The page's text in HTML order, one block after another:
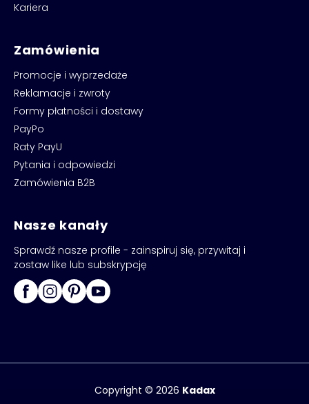
Kariera
Zamówienia
Promocje i wyprzedaże
Reklamacje i zwroty
Formy płatności i dostawy
PayPo
Raty PayU
Pytania i odpowiedzi
Zamówienia B2B
Nasze kanały
Sprawdź nasze profile - zainspiruj się, przywitaj i
zostaw like lub subskrypcję
Copyright © 2026 Kadax